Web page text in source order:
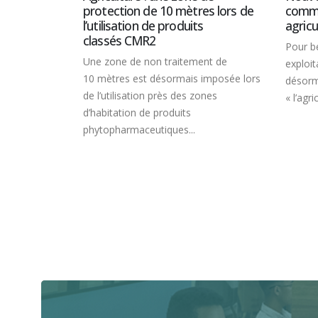
mètres lors de
imposée lors
commune : qu’est-ce qu’un
agriculteur actif ?
Pour bénéficier des aides de la PAC, les
exploitants agricoles doivent
désormais répondre à la définition de
« l’agriculteur actif ». Les...